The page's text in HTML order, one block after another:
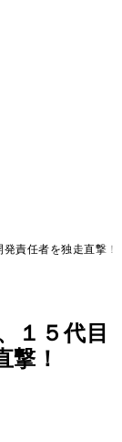
責任者を独走直撃！
１５代目
撃！